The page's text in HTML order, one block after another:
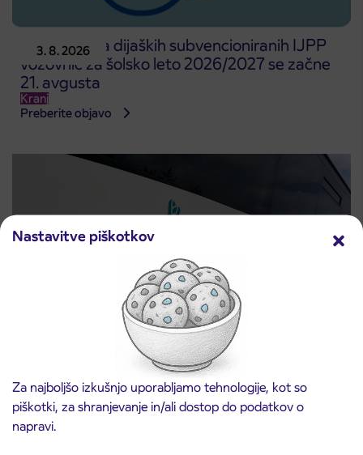
Nastavitve piškotkov
Za najboljšo izkušnjo uporabljamo tehnologije, kot so
piškotki, za shranjevanje in/ali dostop do podatkov o
napravi.
3. 8. 2026
Predprodaja dijaških subvencioniranih IJPP
vozovnic za šolsko leto 2026/2027 se začne
21. avgusta
Kranj
Preberite objavo
Obvestilo o popolni zapori ceste
ČEŠNJEVEK – TRATA
Kranj
Preberite objavo